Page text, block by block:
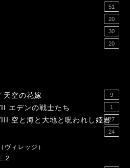
51
20
30
20
天空の花嫁 9
エデンの戦士たち 1
空と海と大地と呪われし姫君27
24
ヴィレッジ）